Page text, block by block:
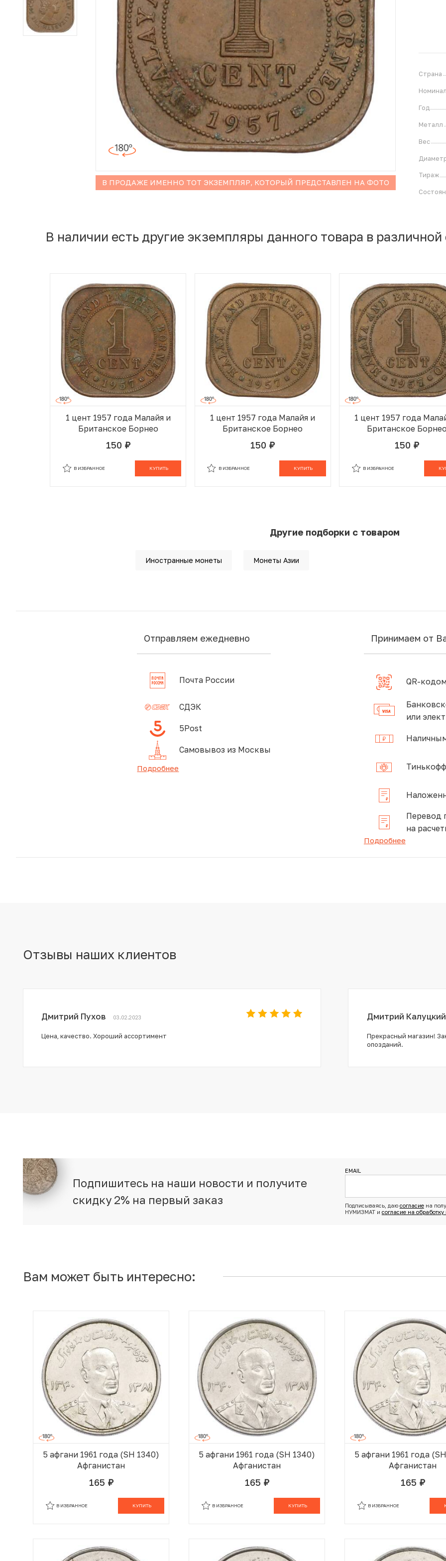
Иностранные монеты
Неофициальные выпуски монет (Unusual)
Античные и средневековые монеты
В ПРОДАЖЕ ИМЕННО ТОТ ЭКЗЕМПЛЯР, КОТОРЫЙ ПРЕДСТАВЛЕН НА ФОТО
Страна
Номинал
Год
Металл
Вес
Тираж
В наличии есть другие экземпляры данного товара в различной
1 цент 1957 года Малайя и
Британское Борнео
150 руб.
КУПИТЬ
В ИЗБРАННОЕ
1 цент 1957 года Малайя и
Британское Борнео
150 руб.
КУПИТЬ
В ИЗБРАННОЕ
1 цент 1957 года
Британское Борнео
150 руб.
В ИЗБРАННОЕ
Другие подборки с товаром
Иностранные монеты Монеты Азии
Отправляем ежедневно
Почта России
СДЭК
5Post
Самовывоз из Москвы
Подробнее
Принимаем от
QR-
или
Перевод
на
Подробнее
Отзывы наших клиентов
Дмитрий Пухов 03.02.2023
Цена, качество. Хороший ассортимент
Дмитрий Калуцкий
Прекрасный магазин!
опозданий.
Подпишитесь на наши новости и получите
скидку 2% на первый заказ
EMAIL
Подписываясь, даю согласиена
НУМИЗМАТ и согласие на
Вам может быть интересно:
5 афгани 1961 года (SH 1340)
Афганистан
165 руб.
КУПИТЬ
В ИЗБРАННОЕ
5 афгани 1961 года (SH 1340)
Афганистан
165 руб.
КУПИТЬ
В ИЗБРАННОЕ
5 афгани 1961 года
Афганистан
165 руб.
В ИЗБРАННОЕ